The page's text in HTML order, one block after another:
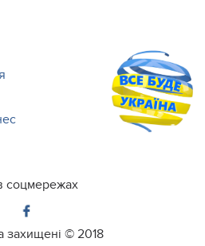
соцмережах
захищені © 2018